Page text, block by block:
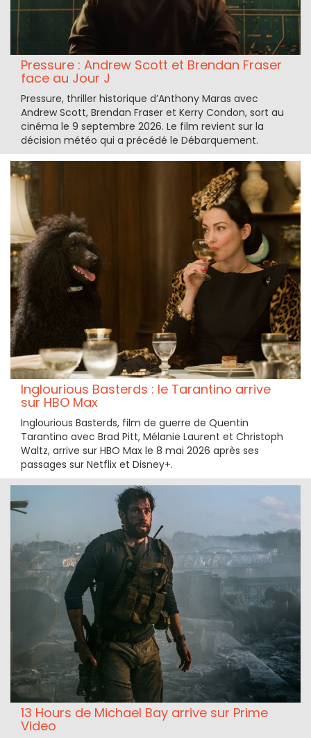
Pressure : Andrew Scott et Brendan Fraser
face au Jour J
Pressure, thriller historique d’Anthony Maras avec
Andrew Scott, Brendan Fraser et Kerry Condon, sort au
cinéma le 9 septembre 2026. Le film revient sur la
décision météo qui a précédé le Débarquement.
Inglourious Basterds : le Tarantino arrive
sur HBO Max
Inglourious Basterds, film de guerre de Quentin
Tarantino avec Brad Pitt, Mélanie Laurent et Christoph
Waltz, arrive sur HBO Max le 8 mai 2026 après ses
passages sur Netflix et Disney+.
13 Hours de Michael Bay arrive sur Prime
Video